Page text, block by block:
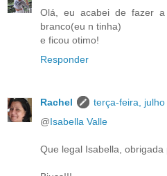
Olá, eu acabei de fazer
branco(eu n tinha)
e ficou otimo!
Responder
Rachel
terça-feira,
@Isabella Valle
Que legal Isabella,